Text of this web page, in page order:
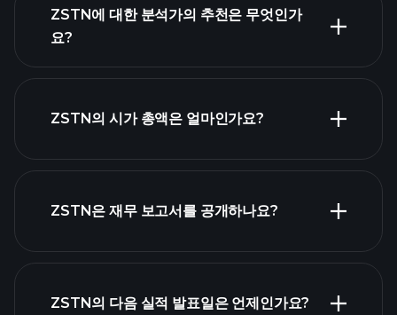
ZSTN에 대한 분석가의 추천은 무엇인가
요?
ZSTN의 시가 총액은 얼마인가요?
ZSTN은 재무 보고서를 공개하나요?
ZSTN의 다음 실적 발표일은 언제인가요?